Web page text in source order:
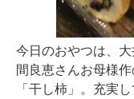
今日のおやつは、
間良恵さんお母様
「干し柿」。充実し